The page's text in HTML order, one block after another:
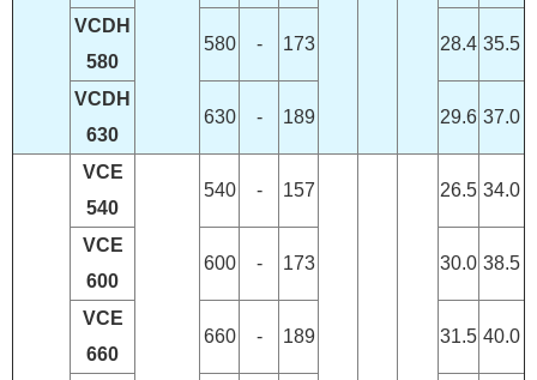
VCDH
580
580 - 173 28.4 35.5
VCDH
630
630 - 189 29.6 37.0
VCE
540
540 - 157 26.5 34.0
VCE
600
600 - 173 30.0 38.5
VCE
660
660 - 189 31.5 40.0